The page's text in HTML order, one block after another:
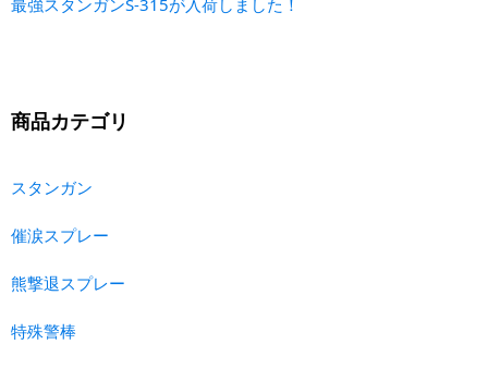
商品カテゴリ
スタンガン
催涙スプレー
熊撃退スプレー
特殊警棒